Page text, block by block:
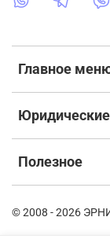
Главное
Полезное
© 2008 - 2026